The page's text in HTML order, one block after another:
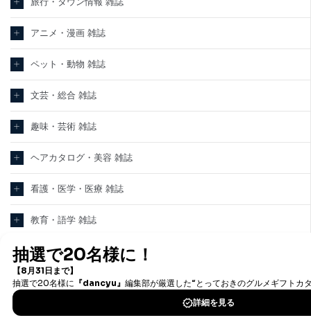
アニメ・漫画 雑誌
ペット・動物 雑誌
文芸・総合 雑誌
趣味・芸術 雑誌
ヘアカタログ・美容 雑誌
看護・医学・医療 雑誌
教育・語学 雑誌
テクノロジー・科学 雑誌
パソコン・PC 雑誌
新聞・業界紙